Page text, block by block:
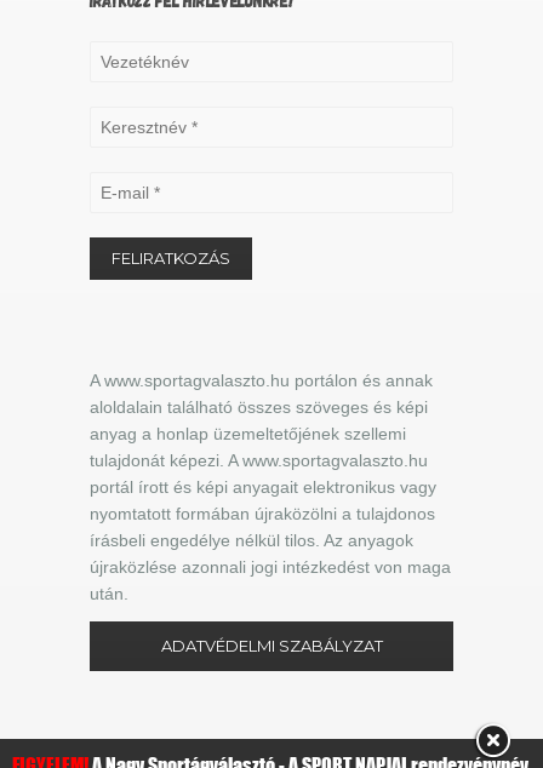
A www.sportagvalaszto.hu portálon és annak
aloldalain található összes szöveges és képi
anyag a honlap üzemeltetőjének szellemi
tulajdonát képezi. A www.sportagvalaszto.hu
portál írott és képi anyagait elektronikus vagy
nyomtatott formában újraközölni a tulajdonos
írásbeli engedélye nélkül tilos. Az anyagok
újraközlése azonnali jogi intézkedést von maga
után.
ADATVÉDELMI SZABÁLYZAT